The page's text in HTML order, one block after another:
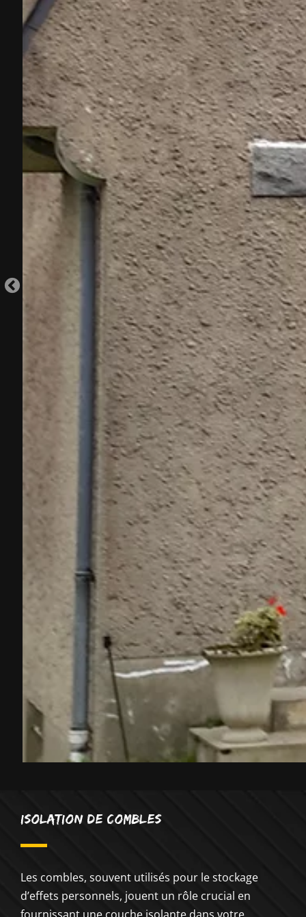
Isolation de combles
Les combles, souvent utilisés pour le stockage
d’effets personnels, jouent un rôle crucial en